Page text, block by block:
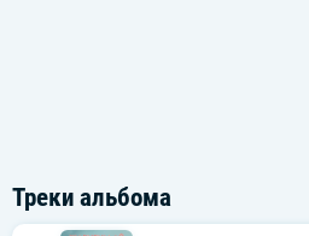
Треки альбома